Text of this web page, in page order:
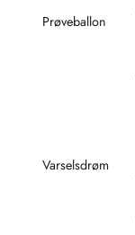
Prøveballon
Varselsdrøm